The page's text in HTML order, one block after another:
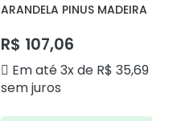
ARANDELA PINUS MADEIRA
R$ 107,06
Em até 3x de R$ 35,69
sem juros